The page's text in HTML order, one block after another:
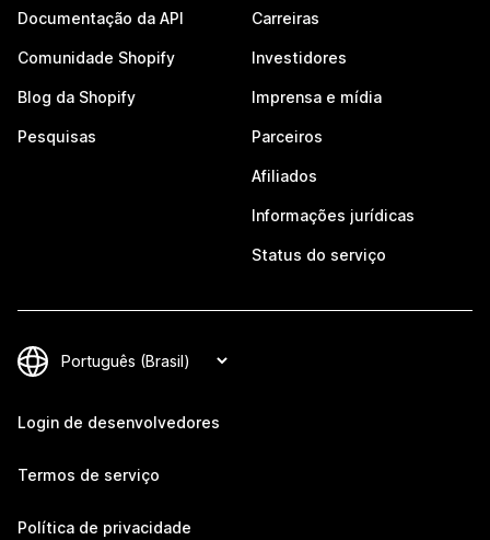
Documentação da API
Comunidade Shopify
Blog da Shopify
Pesquisas
Carreiras
Investidores
Imprensa e mídia
Parceiros
Afiliados
Informações jurídicas
Status do serviço
Login de desenvolvedores
Termos de serviço
Política de privacidade